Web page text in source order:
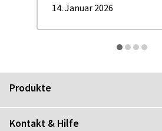
14. Januar 2026
Produkte
Kontakt & Hilfe